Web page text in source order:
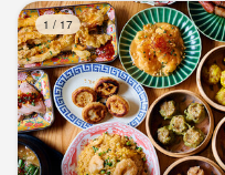
1 / 17